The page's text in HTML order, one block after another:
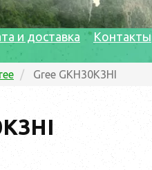
и доставка Контакты
Gree GKH30K3HI